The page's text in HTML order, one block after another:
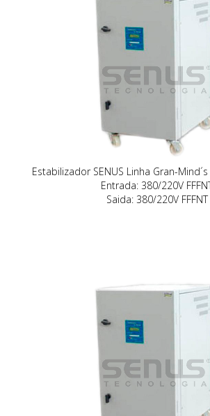
Estabilizador SENUS Linha Gran-
Entrada: 380/220V
Saida: 380/220V FFFNT